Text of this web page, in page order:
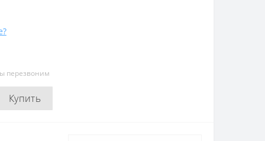
перезвоним
Купить